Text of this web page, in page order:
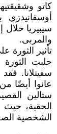
كاتو
سيبيريا
والمربى.
تأثير الثورة
جلبت
سفيتلانا.
عانوا أيضًا
ستالين
الحقبة، حيث
الشخصية